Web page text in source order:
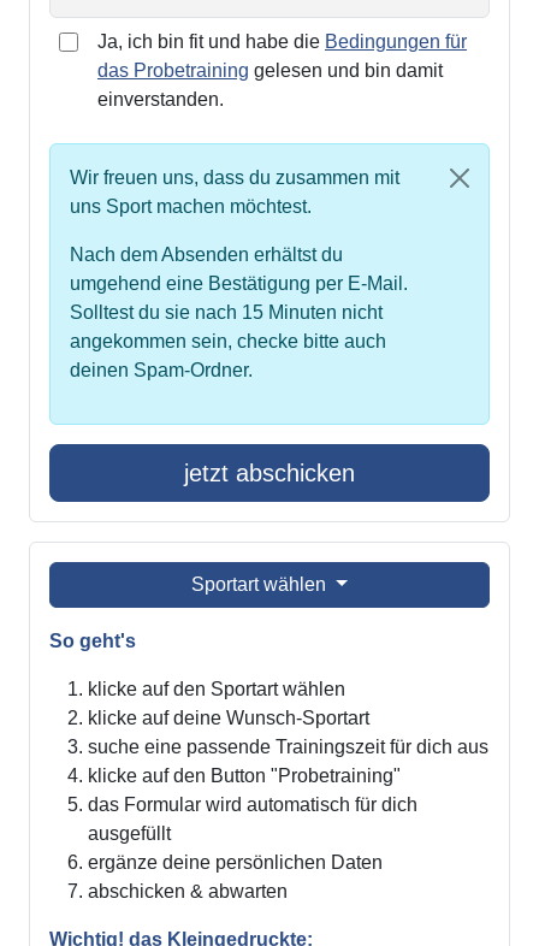
Ja, ich bin fit und habe die Bedingungen für
das Probetraining gelesen und bin damit
einverstanden.
Wir freuen uns, dass du zusammen mit
uns Sport machen möchtest.
Nach dem Absenden erhältst du
umgehend eine Bestätigung per E-Mail.
Solltest du sie nach 15 Minuten nicht
angekommen sein, checke bitte auch
deinen Spam-Ordner.
jetzt abschicken
Sportart wählen
So geht's
klicke auf den Sportart wählen
klicke auf deine Wunsch-Sportart
suche eine passende Trainingszeit für dich aus
klicke auf den Button "Probetraining"
das Formular wird automatisch für dich
ausgefüllt
ergänze deine persönlichen Daten
abschicken & abwarten
Wichtig! das Kleingedruckte: